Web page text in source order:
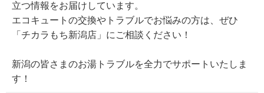
立つ情報をお届けしています。
エコキュートの交換やトラブルでお悩みの方は、ぜひ
「チカラもち新潟店」にご相談ください！
新潟の皆さまのお湯トラブルを全力でサポートいたしま
す！